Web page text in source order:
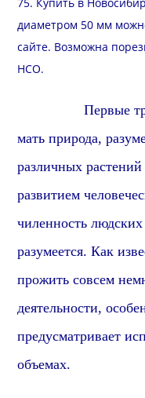
диаметром 50 мм
сайте. Возможна
НСО.
Первые
мать природа,
различных
развитием
чиленность
разумеется. Как
прожить совсем
деятельности,
предусматривает
объемах.